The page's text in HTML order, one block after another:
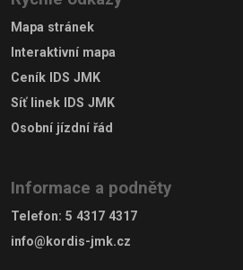
Mapa stránek
Interaktivní mapa
Ceník IDS JMK
Síť linek IDS JMK
Osobní jízdní řád
Informace a podněty
Telefon: 5 4317 4317
info@kordis-jmk.cz